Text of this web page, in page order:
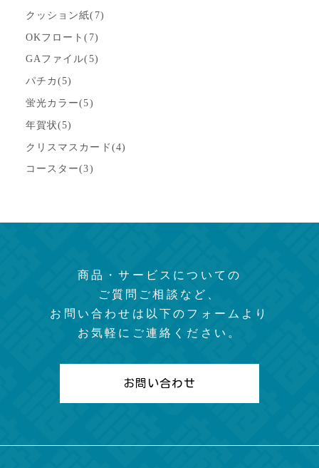
クッション紙(7)
OKフロート(7)
GAファイル(5)
パチカ(5)
蛍光カラー(5)
年賀状(5)
クリスマスカード(4)
コースター(3)
商品・サービスについての
ご質問ご相談など、
お問い合わせは以下のフォームより
お気軽にご連絡ください。
お問い合わせ